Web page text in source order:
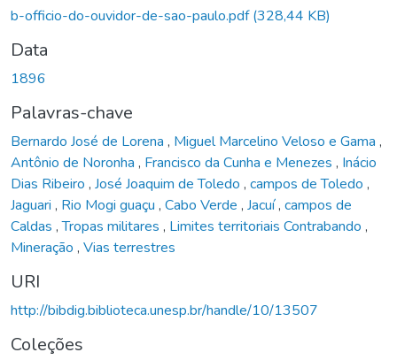
b-officio-do-ouvidor-de-sao-paulo.pdf(328,44 KB)
Data
1896
Palavras-chave
Bernardo José de Lorena , Miguel Marcelino Veloso e Gama ,
Antônio de Noronha , Francisco da Cunha e Menezes , Inácio
Dias Ribeiro , José Joaquim de Toledo , campos de Toledo ,
Jaguari , Rio Mogi guaçu , Cabo Verde , Jacuí, campos de
Caldas ,Tropas militares , Limites territoriais Contrabando ,
Mineração , Vias terrestres
URI
http://bibdig.biblioteca.unesp.br/handle/10/13507
Coleções